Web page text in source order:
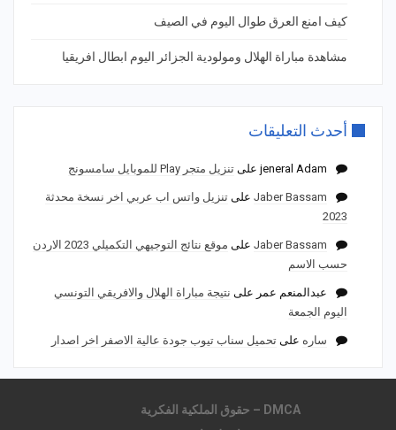
كيف امنع العرق طوال اليوم في الصيف
مشاهدة مباراة الهلال ومولودية الجزائر اليوم ابطال افريقيا
أحدث التعليقات
jeneral Adam على تنزيل متجر Play للموبايل سامسونج
Jaber Bassam على تنزيل واتس اب عربي اخر نسخة محدثة
2023
Jaber Bassam على
موقع نتائج التوجيهي التكميلي 2023 الاردن
حسب الاسم
عبدالمنعم عمر على نتيجة مباراة الهلال والافريقي التونسي
اليوم الجمعة
ساره على تحميل سناب تيوب جودة عالية الاصفر اخر اصدار
DMCA – حقوق الملكية الفكرية